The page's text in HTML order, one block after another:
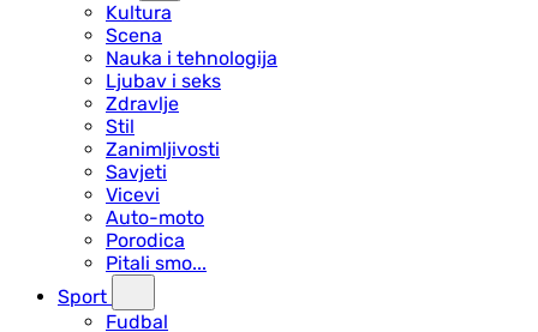
Kultura
Scena
Nauka i tehnologija
Ljubav i seks
Zdravlje
Stil
Zanimljivosti
Savjeti
Vicevi
Auto-moto
Porodica
Pitali smo...
Sport
Fudbal